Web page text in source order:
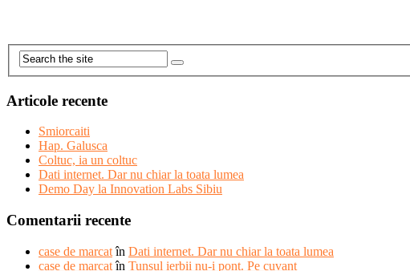
Articole recente
Smiorcaiti
Hap. Galusca
Coltuc, ia un coltuc
Dati internet. Dar nu chiar la toata lumea
Demo Day la Innovation Labs Sibiu
Comentarii recente
case de marcatîn Dati internet. Dar nu chiar la toata lumea
case de marcatîn Tunsul ierbii nu-i pont. Pe cuvant